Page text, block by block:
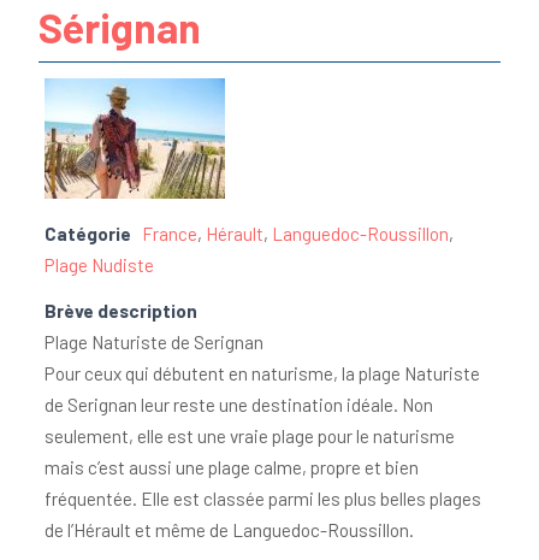
Sérignan
Catégorie France, Hérault, Languedoc-Roussillon,
Plage Nudiste
Brève description
Plage Naturiste de Serignan
Pour ceux qui débutent en naturisme, la plage Naturiste
de Serignan leur reste une destination idéale. Non
seulement, elle est une vraie plage pour le naturisme
mais c’est aussi une plage calme, propre et bien
fréquentée. Elle est classée parmi les plus belles plages
de l’Hérault et même de Languedoc-Roussillon.